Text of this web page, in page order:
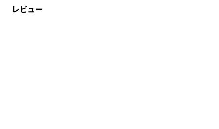
レビュー